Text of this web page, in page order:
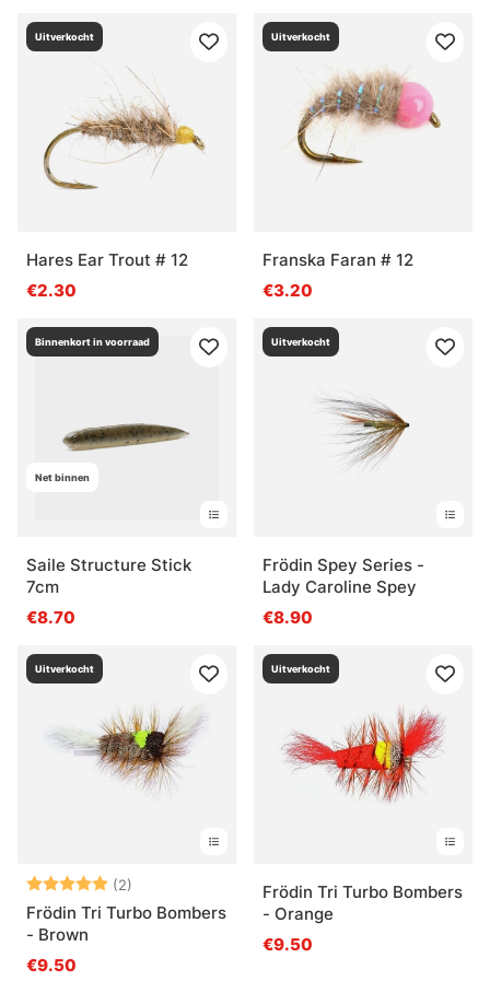
Uitverkocht
Hares Ear Trout # 12
€2.30
Uitverkocht
Franska Faran # 12
€3.20
Net binnen
Binnenkort in voorraad
Saile Structure Stick
7cm
€8.70
Uitverkocht
Frödin Spey Series -
Lady Caroline Spey
€8.90
Uitverkocht
Beoordeling:
(2)
Frödin Tri Turbo Bombers
- Brown
€9.50
Uitverkocht
Frödin Tri Turbo Bombers
- Orange
€9.50